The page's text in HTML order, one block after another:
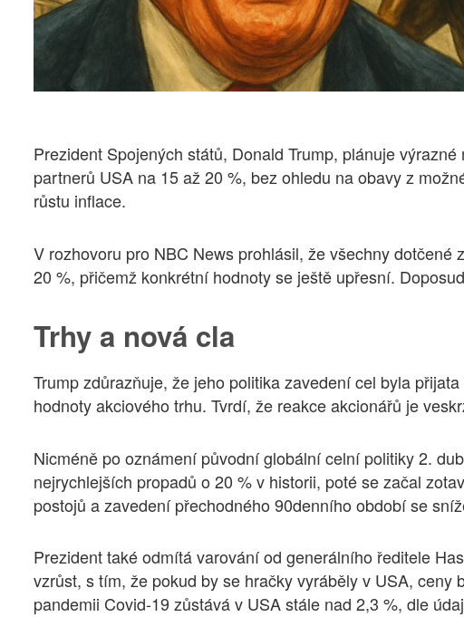
Prezident Spojených států, Donald Trump, plánuje
partnerů USA na 15 až 20 %, bez ohledu na obavy z
růstu inflace.
V rozhovoru pro NBC News prohlásil, že všechny dotčené
20 %, přičemž konkrétní hodnoty se ještě upřesní.
Trhy a nová cla
Trump zdůrazňuje, že jeho politika zavedení cel byla
hodnoty akciového trhu. Tvrdí, že reakce akcionářů je
Nicméně po oznámení původní globální celní politiky 2.
nejrychlejších propadů o 20 % v historii, poté se začal
postojů a zavedení přechodného 90denního období se
Prezident také odmítá varování od generálního ředitele
vzrůst, s tím, že pokud by se hračky vyráběly v USA, ceny
pandemii Covid-19 zůstává v USA stále nad 2,3 %, dle